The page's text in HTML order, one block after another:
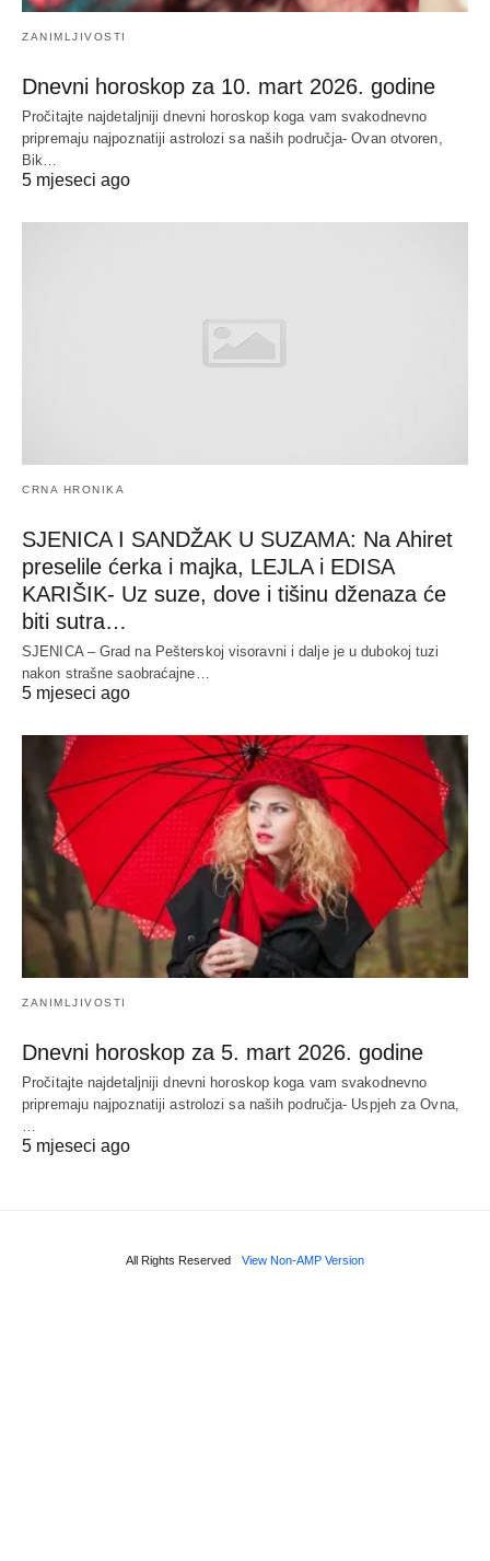
ZANIMLJIVOSTI
Dnevni horoskop za 10. mart 2026. godine
Pročitajte najdetaljniji dnevni horoskop koga vam svakodnevno
pripremaju najpoznatiji astrolozi sa naših područja- Ovan otvoren,
Bik…
5 mjeseci ago
CRNA HRONIKA
SJENICA I SANDŽAK U SUZAMA: Na Ahiret
preselile ćerka i majka, LEJLA i EDISA
KARIŠIK- Uz suze, dove i tišinu dženaza će
biti sutra…
SJENICA – Grad na Pešterskoj visoravni i dalje je u dubokoj tuzi
nakon strašne saobraćajne…
5 mjeseci ago
ZANIMLJIVOSTI
Dnevni horoskop za 5. mart 2026. godine
Pročitajte najdetaljniji dnevni horoskop koga vam svakodnevno
pripremaju najpoznatiji astrolozi sa naših područja- Uspjeh za Ovna,
5 mjeseci ago
All Rights Reserved View Non-AMP Version